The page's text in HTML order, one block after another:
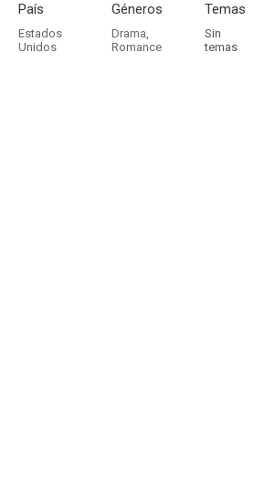
País
Estados
Unidos
Géneros
Drama,
Romance
Temas
Sin
temas